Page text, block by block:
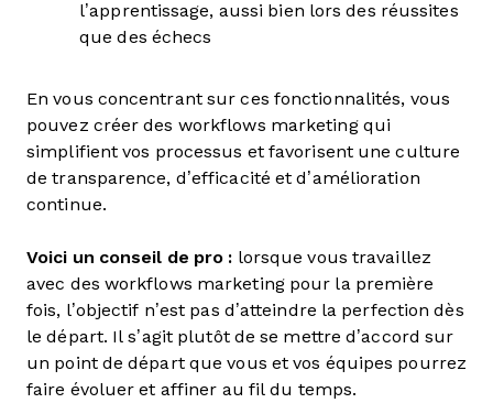
l’apprentissage, aussi bien lors des réussites
que des échecs
En vous concentrant sur ces fonctionnalités, vous
pouvez créer des workflows marketing qui
simplifient vos processus et favorisent une culture
de transparence, d’efficacité et d’amélioration
continue.
Voici un conseil de pro : lorsque vous travaillez
avec des workflows marketing pour la première
fois, l’objectif n’est pas d’atteindre la perfection dès
le départ. Il s’agit plutôt de se mettre d’accord sur
un point de départ que vous et vos équipes pourrez
faire évoluer et affiner au fil du temps.